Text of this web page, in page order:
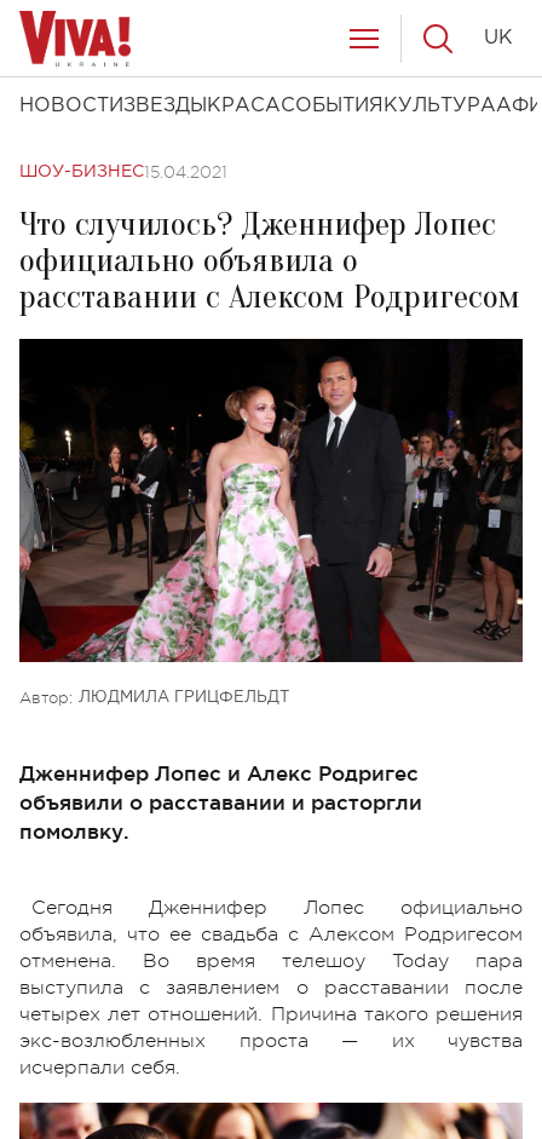
НОВОСТИ ЗВЕЗДЫ КРАСАСОБЫТИЯ КУЛЬТУРА
UK
ШОУ-БИЗНЕС15.04.2021
Что случилось? Дженнифер Лопес
официально объявила о
расставании с Алексом Родригесом
Автор: ЛЮДМИЛА ГРИЦФЕЛЬДТ
Дженнифер Лопес и Алекс Родригес
объявили о расставании и расторгли
помолвку.
Сегодня Дженнифер Лопес официально
объявила, что ее свадьба с Алексом Родригесом
отменена. Во время телешоу Today пара
выступила с заявлением о расставании после
четырех лет отношений. Причина такого решения
экс-возлюбленных проста — их чувства
исчерпали себя.